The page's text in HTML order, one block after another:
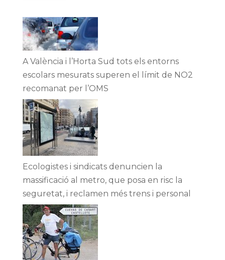
A València i l’Horta Sud tots els entorns
escolars mesurats superen el límit de NO2
recomanat per l’OMS
Ecologistes i sindicats denuncien la
massificació al metro, que posa en risc la
seguretat, i reclamen més trens i personal